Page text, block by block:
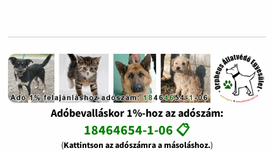
Adóbevalláskor 1%-hoz az adószám:
18464654-1-06 📋
(Kattintson az adószámra a másoláshoz.)